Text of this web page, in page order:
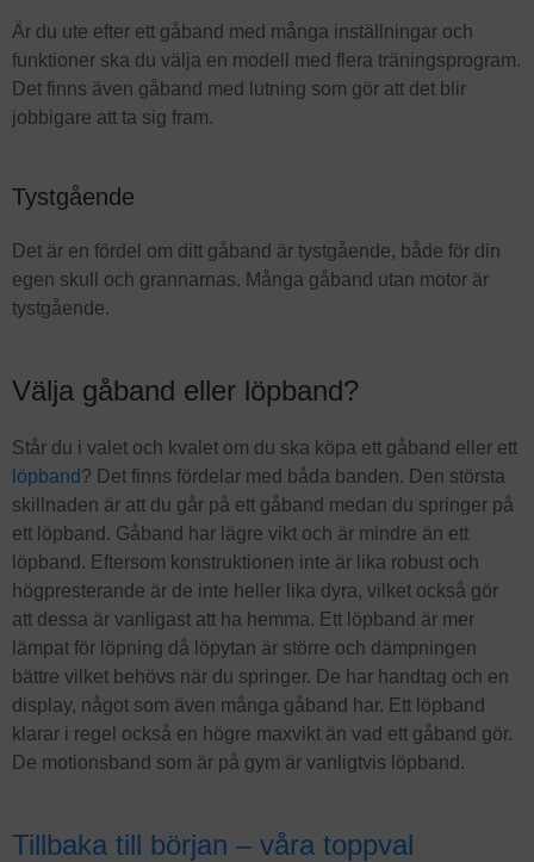
Är du ute efter ett gåband med många inställningar och
funktioner ska du välja en modell med flera träningsprogram.
Det finns även gåband med lutning som gör att det blir
jobbigare att ta sig fram.
Tystgående
Det är en fördel om ditt gåband är tystgående, både för din
egen skull och grannarnas. Många gåband utan motor är
tystgående.
Välja gåband eller löpband?
Står du i valet och kvalet om du ska köpa ett gåband eller ett
löpband ? Det finns fördelar med båda banden. Den största
skillnaden är att du går på ett gåband medan du springer på
ett löpband. Gåband har lägre vikt och är mindre än ett
löpband. Eftersom konstruktionen inte är lika robust och
högpresterande är de inte heller lika dyra, vilket också gör
att dessa är vanligast att ha hemma. Ett löpband är mer
lämpat för löpning då löpytan är större och dämpningen
bättre vilket behövs när du springer. De har handtag och en
display, något som även många gåband har. Ett löpband
klarar i regel också en högre maxvikt än vad ett gåband gör.
De motionsband som är på gym är vanligtvis löpband.
Tillbaka till början – våra toppval